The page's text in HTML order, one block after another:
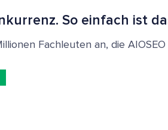
So einfach ist
Fachleuten an, die